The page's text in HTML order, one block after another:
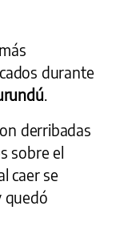
durante
derribadas
sobre el
caer se
quedó